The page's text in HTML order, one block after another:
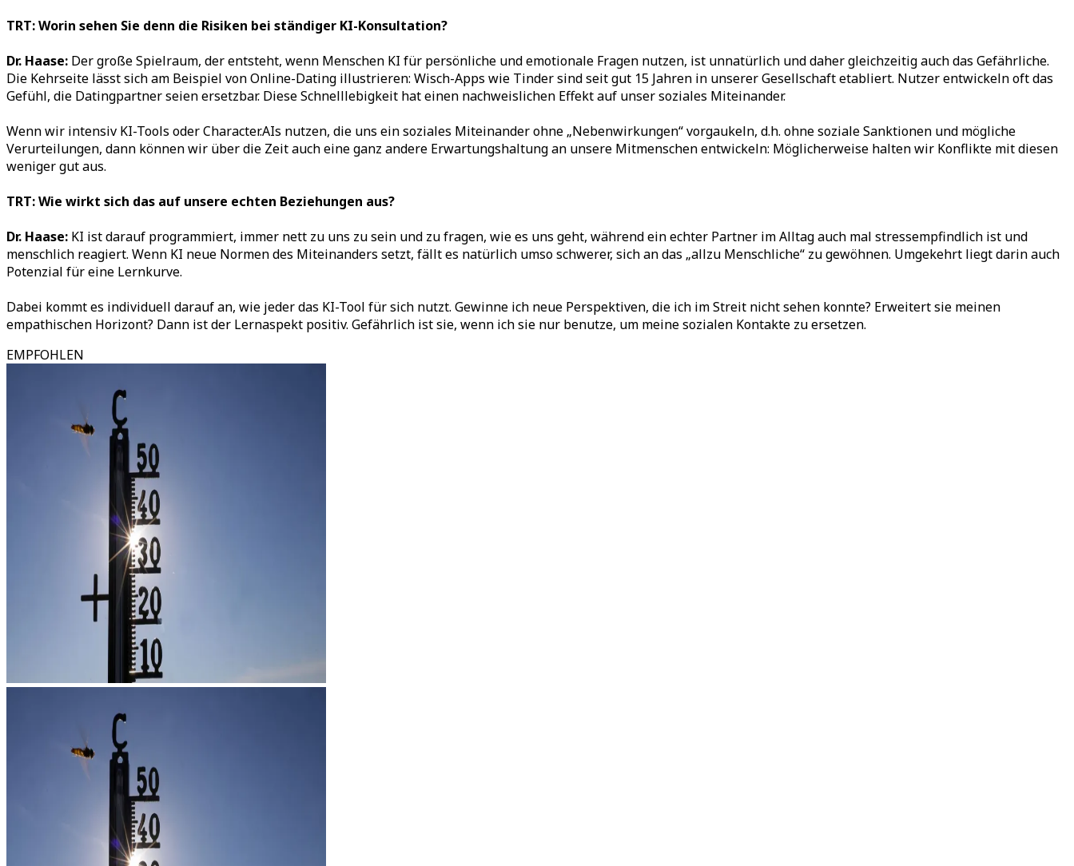
TRT: Worin sehen Sie denn die Risiken bei ständiger KI-Konsultation?
Dr. Haase: Der große Spielraum, der entsteht, wenn Menschen KI für persönliche und emotionale Fragen nutzen, ist unnatürlich und daher gleichzeitig auch das Gefährliche.
Die Kehrseite lässt sich am Beispiel von Online-Dating illustrieren: Wisch-Apps wie Tinder sind seit gut 15 Jahren in unserer Gesellschaft etabliert. Nutzer entwickeln oft das
Gefühl, die Datingpartner seien ersetzbar. Diese Schnelllebigkeit hat einen nachweislichen Effekt auf unser soziales Miteinander.
Wenn wir intensiv KI-Tools oder Character.AIs nutzen, die uns ein soziales Miteinander ohne „Nebenwirkungen“ vorgaukeln, d.h. ohne soziale Sanktionen und mögliche
Verurteilungen, dann können wir über die Zeit auch eine ganz andere Erwartungshaltung an unsere Mitmenschen entwickeln: Möglicherweise halten wir Konflikte mit diesen
weniger gut aus.
TRT: Wie wirkt sich das auf unsere echten Beziehungen aus?
Dr. Haase: KI ist darauf programmiert, immer nett zu uns zu sein und zu fragen, wie es uns geht, während ein echter Partner im Alltag auch mal stressempfindlich ist und
menschlich reagiert. Wenn KI neue Normen des Miteinanders setzt, fällt es natürlich umso schwerer, sich an das „allzu Menschliche“ zu gewöhnen. Umgekehrt liegt darin auch
Potenzial für eine Lernkurve.
Dabei kommt es individuell darauf an, wie jeder das KI-Tool für sich nutzt. Gewinne ich neue Perspektiven, die ich im Streit nicht sehen konnte? Erweitert sie meinen
empathischen Horizont? Dann ist der Lernaspekt positiv. Gefährlich ist sie, wenn ich sie nur benutze, um meine sozialen Kontakte zu ersetzen.
EMPFOHLEN